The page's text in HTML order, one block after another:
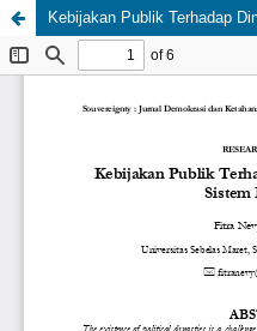
Kebijakan Publik Terhadap